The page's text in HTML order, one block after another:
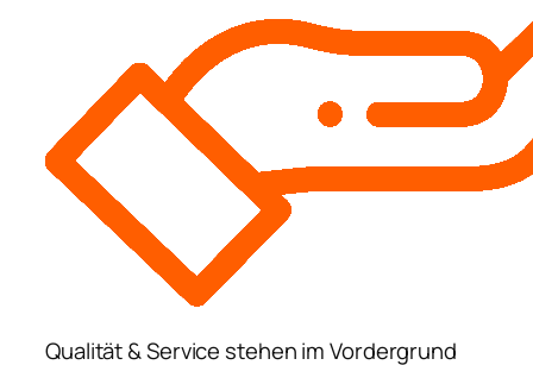
Qualität & Service stehen im Vordergrund